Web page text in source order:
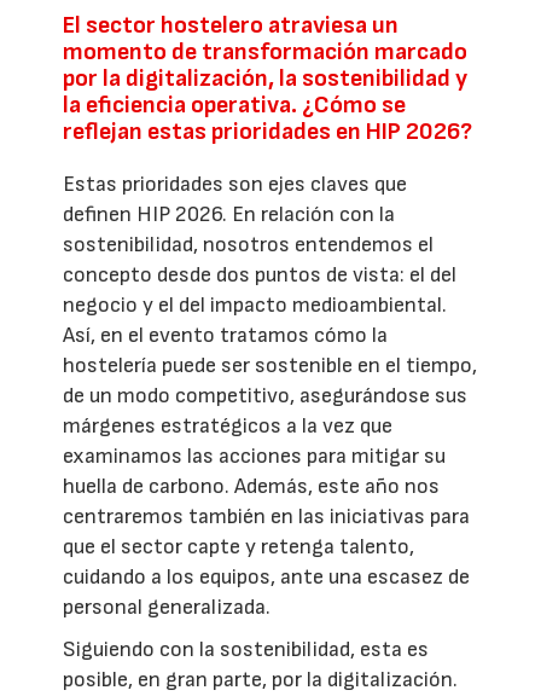
El sector hostelero atraviesa un
momento de transformación marcado
por la digitalización, la sostenibilidad y
la eficiencia operativa. ¿Cómo se
reflejan estas prioridades en HIP 2026?
Estas prioridades son ejes claves que
definen HIP 2026. En relación con la
sostenibilidad, nosotros entendemos el
concepto desde dos puntos de vista: el del
negocio y el del impacto medioambiental.
Así, en el evento tratamos cómo la
hostelería puede ser sostenible en el tiempo,
de un modo competitivo, asegurándose sus
márgenes estratégicos a la vez que
examinamos las acciones para mitigar su
huella de carbono. Además, este año nos
centraremos también en las iniciativas para
que el sector capte y retenga talento,
cuidando a los equipos, ante una escasez de
personal generalizada.
Siguiendo con la sostenibilidad, esta es
posible, en gran parte, por la digitalización.